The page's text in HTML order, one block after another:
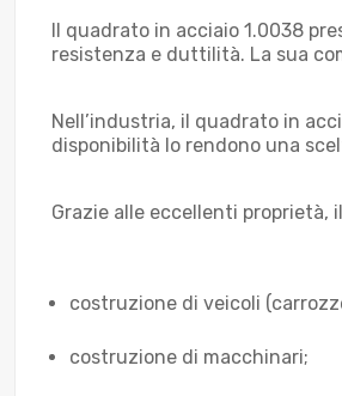
Il quadrato in acciaio 1.0038
resistenza e duttilità. La sua
Nell’industria, il quadrato in
disponibilità lo rendono una
Grazie alle eccellenti
costruzione di veicoli
costruzione di macchinari;